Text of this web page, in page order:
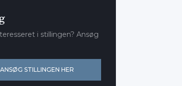
i stillingen? Ansøg
ANSØG STILLINGEN HER